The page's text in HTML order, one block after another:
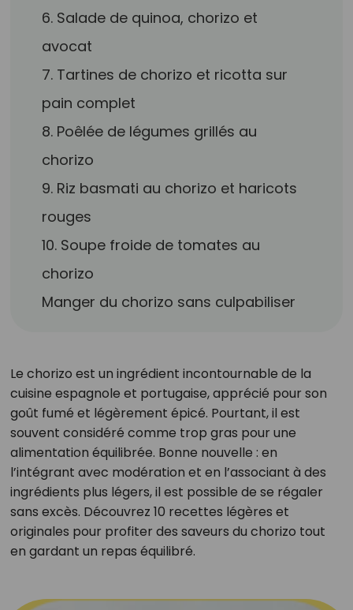
6. Salade de quinoa, chorizo et
avocat
7. Tartines de chorizo et ricotta sur
pain complet
8. Poêlée de légumes grillés au
chorizo
9. Riz basmati au chorizo et haricots
rouges
10. Soupe froide de tomates au
chorizo
Manger du chorizo sans culpabiliser
Le chorizo est un ingrédient incontournable de la
cuisine espagnole et portugaise, apprécié pour son
goût fumé et légèrement épicé. Pourtant, il est
souvent considéré comme trop gras pour une
alimentation équilibrée. Bonne nouvelle : en
l’intégrant avec modération et en l’associant à des
ingrédients plus légers, il est possible de se régaler
sans excès. Découvrez 10 recettes légères et
originales pour profiter des saveurs du chorizo tout
en gardant un repas équilibré.